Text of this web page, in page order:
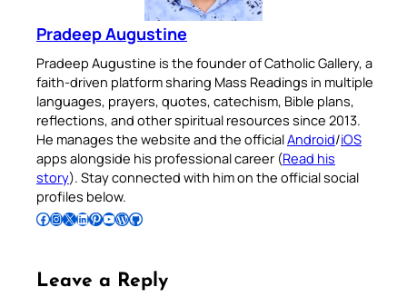
Pradeep Augustine
Pradeep Augustine is the founder of Catholic Gallery, a
faith-driven platform sharing Mass Readings in multiple
languages, prayers, quotes, catechism, Bible plans,
reflections, and other spiritual resources since 2013.
He manages the website and the officialAndroid/iOS
apps alongside his professional career (Read his
story). Stay connected with him on the official social
profiles below.
Follow Pradeep on Facebook Follow Pradeep on InstagramFollow Pradeep on X Follow Pradeep on LinkedIn Follow Pradeep on Pinterest Subscribe to Pradeep’s Youtube Channel Follow Pradeep on WordPress Follow Pradeep on GitHub
Leave a Reply